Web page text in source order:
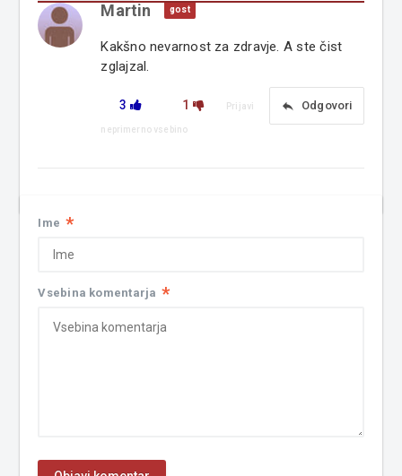
Martin gost
Kakšno nevarnost za zdravje. A ste čist
zglajzal.
3 1 reply Odgovori
Prijavi
neprimerno vsebino
Ime *
Vsebina komentarja *